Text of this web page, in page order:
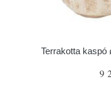
Terrakotta kaspó
9